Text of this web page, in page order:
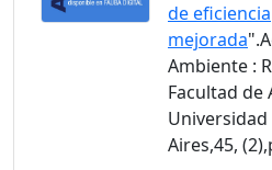
de eficiencia
mejorada
Ambiente :
Facultad de
Universidad
Aires,45,